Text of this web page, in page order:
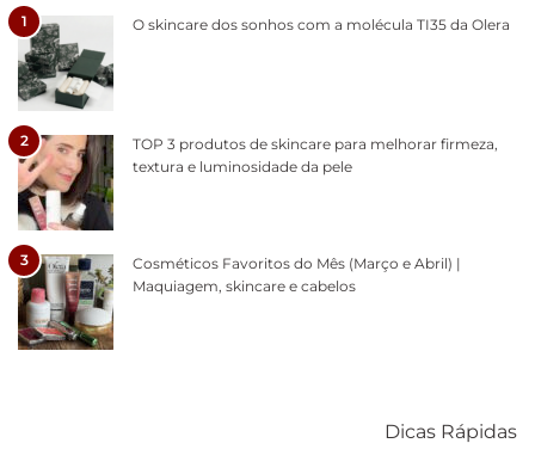
1 O skincare dos sonhos com a molécula TI35 da Olera
2
TOP 3 produtos de skincare para melhorar firmeza,
textura e luminosidade da pele
3
Cosméticos Favoritos do Mês (Março e Abril) |
Maquiagem, skincare e cabelos
Dicas Rápidas
diários
cabelos